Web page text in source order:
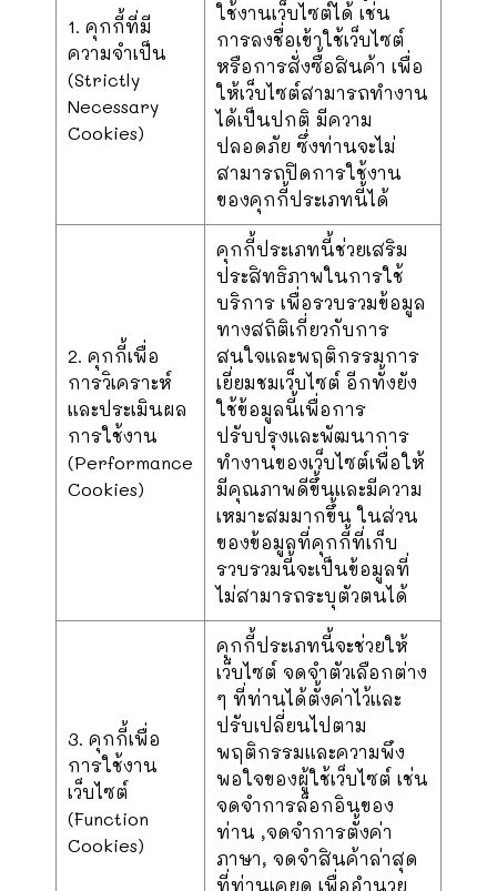
1. คุกกี้ที่มี
ความจำเป็น
(Strictly
Necessary
Cookies)
ใช้งานเว็บไซต์ได้ เช่น
การลงชื่อเข้าใช้เว็บไซต์
หรือการสั่งซื้อสินค้า เพื่อ
ให้เว็บไซต์สามารถทำงาน
ได้เป็นปกติ มีความ
ปลอดภัย ซึ่งท่านจะไม่
สามารถปิดการใช้งาน
ของคุกกี้ประเภทนี้ได้
2. คุกกี้เพื่อ
การวิเคราะห์
และประเมินผล
การใช้งาน
(Performance
Cookies)
คุกกี้ประเภทนี้ช่วยเสริม
ประสิทธิภาพในการใช้
บริการ เพื่อรวบรวมข้อมูล
ทางสถิติเกี่ยวกับการ
สนใจและพฤติกรรมการ
เยี่ยมชมเว็บไซต์ อีกทั้งยัง
ใช้ข้อมูลนี้เพื่อการ
ปรับปรุงและพัฒนาการ
ทำงานของเว็บไซต์เพื่อให้
มีคุณภาพดีขึ้นและมีความ
เหมาะสมมากขึ้น ในส่วน
ของข้อมูลที่คุกกี้ที่เก็บ
รวบรวมนี้จะเป็นข้อมูลที่
ไม่สามารถระบุตัวตนได้
3. คุกกี้เพื่อ
การใช้งาน
เว็บไซต์
(Function
Cookies)
คุกกี้ประเภทนี้จะช่วยให้
เว็บไซต์ จดจำตัวเลือกต่าง
ๆ ที่ท่านได้ตั้งค่าไว้และ
ปรับเปลี่ยนไปตาม
พฤติกรรมและความพึง
พอใจของผู้ใช้เว็บไซต์ เช่น
จดจำการล็อกอินของ
ท่าน ,จดจำการตั้งค่า
ภาษา, จดจำสินค้าล่าสุด
ที่ท่านเคยดู เพื่ออำนวย